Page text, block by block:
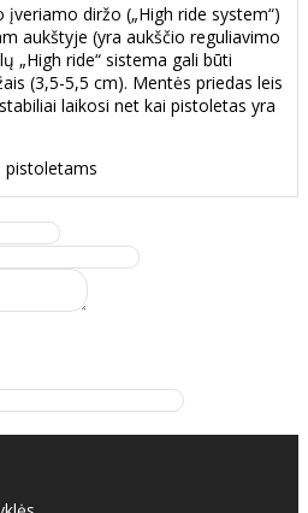
diržo („High ride system“)
aukštyje (yra aukščio reguliavimo
„High ride“ sistema gali būti
(3,5-5,5 cm). Mentės priedas leis
laikosi net kai pistoletas yra
pistoletams